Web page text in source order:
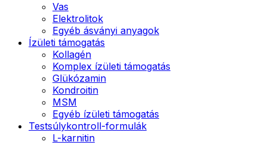
Vas
Elektrolitok
Egyéb ásványi anyagok
Ízületi támogatás
Kollagén
Komplex ízületi támogatás
Glükózamin
Kondroitin
MSM
Egyéb ízületi támogatás
Testsúlykontroll-formulák
L-karnitin